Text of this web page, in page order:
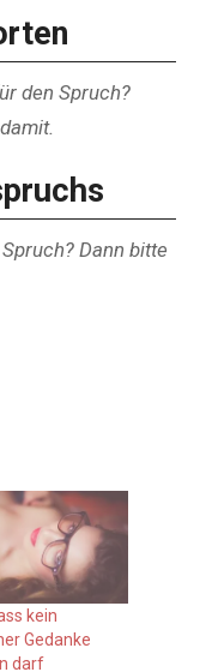
den Spruch?
Dann bitte
kein
Gedanke
darf